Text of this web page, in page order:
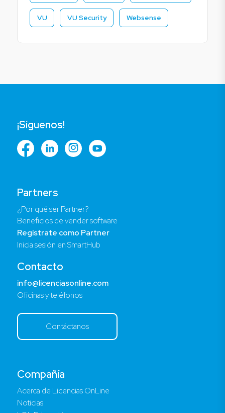
VU VU Security Websense
Compañía
Acerca de Licencias OnLine
Noticias
Partners
¿Por qué ser Partner?
Beneficios de vender software
Regístrate como Partner
Inicia sesión en SmartHub
Contacto
info@licenciasonline.com
Oficinas y teléfonos
Contáctanos
¡Síguenos!